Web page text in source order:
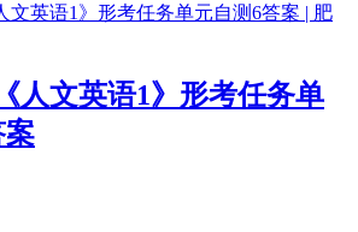
人文英语1》形考任务单
案